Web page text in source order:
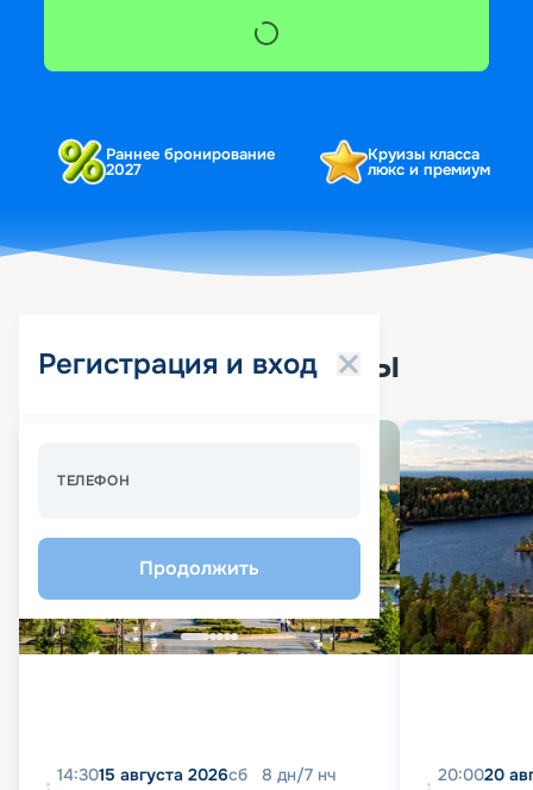
Раннее бронирование
2027
Круизы класса
люкс и премиум
Регистрация и вход
ТЕЛЕФОН
Продолжить
Популярные круизы
14:3015 августа 2026сб 8 дн/7 нч
20:0020